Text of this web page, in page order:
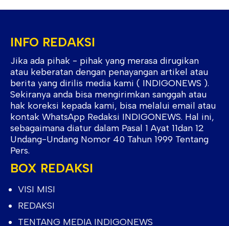
INFO REDAKSI
Jika ada pihak - pihak yang merasa dirugikan
atau keberatan dengan penayangan artikel atau
berita yang dirilis media kami ( INDIGONEWS ).
Sekiranya anda bisa mengirimkan sanggah atau
hak koreksi kepada kami, bisa melalui email atau
kontak WhatsApp Redaksi INDIGONEWS. Hal ini,
sebagaimana diatur dalam Pasal 1 Ayat 11dan 12
Undang-Undang Nomor 40 Tahun 1999 Tentang
Pers.
BOX REDAKSI
VISI MISI
REDAKSI
TENTANG MEDIA INDIGONEWS